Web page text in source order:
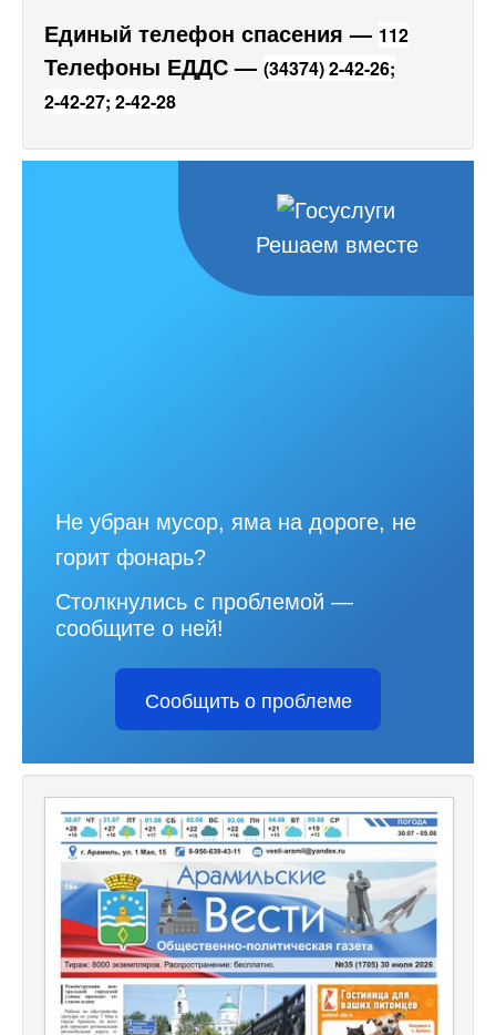
Единый телефон спасения — 112
Телефоны ЕДДС — (34374) 2-42-26;
2-42-27; 2-42-28
Решаем вместе
Не убран мусор, яма на дороге, не
горит фонарь?
Столкнулись с проблемой —
сообщите о ней!
Сообщить о проблеме